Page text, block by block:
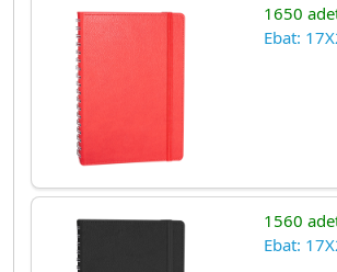
1650
Ebat:
1560
Ebat: